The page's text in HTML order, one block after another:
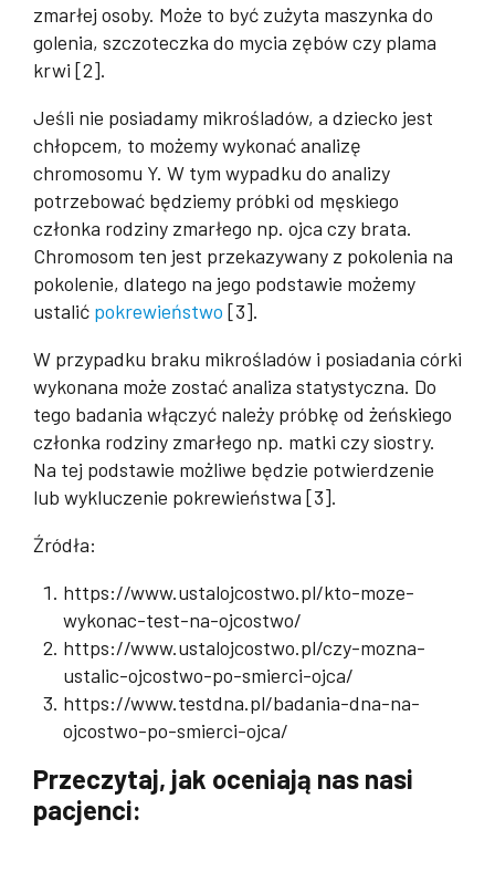
zmarłej osoby. Może to być zużyta maszynka do
golenia, szczoteczka do mycia zębów czy plama
krwi [2].
Jeśli nie posiadamy mikrośladów, a dziecko jest
chłopcem, to możemy wykonać analizę
chromosomu Y. W tym wypadku do analizy
potrzebować będziemy próbki od męskiego
członka rodziny zmarłego np. ojca czy brata.
Chromosom ten jest przekazywany z pokolenia na
pokolenie, dlatego na jego podstawie możemy
ustalić pokrewieństwo [3].
W przypadku braku mikrośladów i posiadania córki
wykonana może zostać analiza statystyczna. Do
tego badania włączyć należy próbkę od żeńskiego
członka rodziny zmarłego np. matki czy siostry.
Na tej podstawie możliwe będzie potwierdzenie
lub wykluczenie pokrewieństwa [3].
Źródła:
https://www.ustalojcostwo.pl/kto-moze-
wykonac-test-na-ojcostwo/
https://www.ustalojcostwo.pl/czy-mozna-
ustalic-ojcostwo-po-smierci-ojca/
https://www.testdna.pl/badania-dna-na-
ojcostwo-po-smierci-ojca/
Przeczytaj, jak oceniają nas nasi
pacjenci: